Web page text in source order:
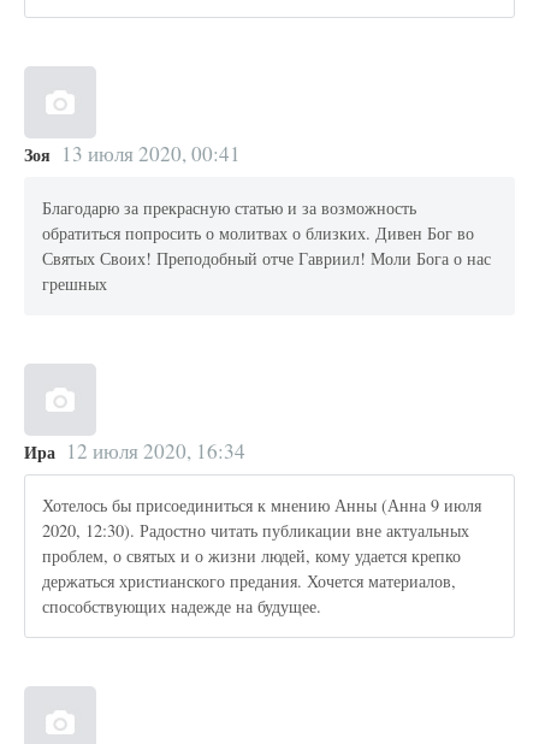
Зоя 13 июля 2020, 00:41
Благодарю за прекрасную статью и за возможность
обратиться попросить о молитвах о близких. Дивен Бог во
Святых Своих! Преподобный отче Гавриил! Моли Бога о нас
грешных
Ира 12 июля 2020, 16:34
Хотелось бы присоединиться к мнению Анны (Анна 9 июля
2020, 12:30). Радостно читать публикации вне актуальных
проблем, о святых и о жизни людей, кому удается крепко
держаться христианского предания. Хочется материалов,
способствующих надежде на будущее.